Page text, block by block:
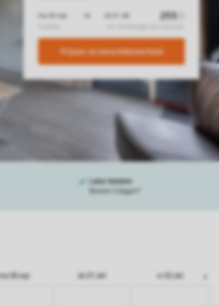
Prijzen en beschikbaarheid
ma 28 sep do 01 okt vr 02 okt